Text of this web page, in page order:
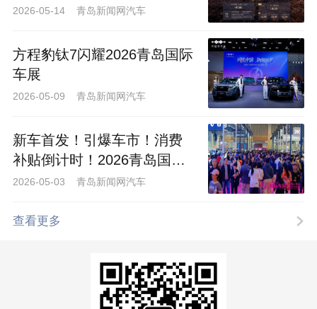
版上市
2026-05-14 青岛新闻网汽车
方程豹钛7闪耀2026青岛国际
车展
2026-05-09 青岛新闻网汽车
新车首发！引爆车市！消费
补贴倒计时！2026青岛国际
车展仅余最后一天！
2026-05-03 青岛新闻网汽车
查看更多